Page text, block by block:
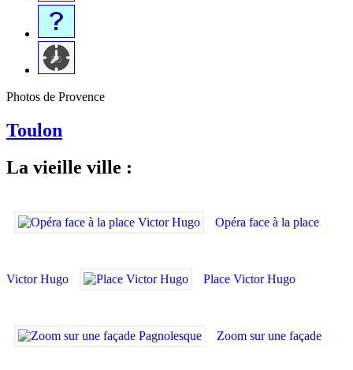
Photos de Provence
Toulon
La vieille ville :
Opéra face à la place
Victor Hugo Place Victor Hugo
Zoom sur une façade